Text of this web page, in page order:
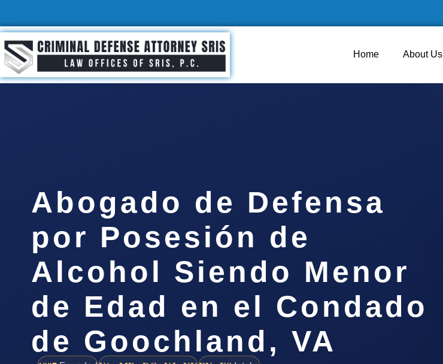
Home About Us
Abogado de Defensa
por Posesión de
Alcohol Siendo Menor
de Edad en el Condado
de Goochland, VA